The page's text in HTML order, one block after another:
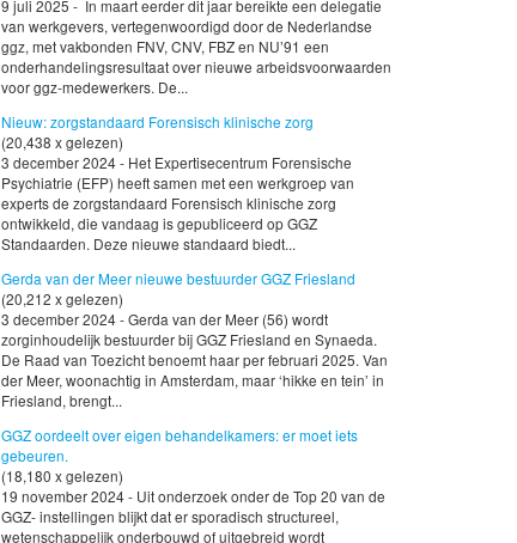
9 juli 2025 - In maart eerder dit jaar bereikte een delegatie
van werkgevers, vertegenwoordigd door de Nederlandse
ggz, met vakbonden FNV, CNV, FBZ en NU’91 een
onderhandelingsresultaat over nieuwe arbeidsvoorwaarden
voor ggz-medewerkers. De...
Nieuw: zorgstandaard Forensisch klinische zorg
(20,438 x gelezen)
3 december 2024 - Het Expertisecentrum Forensische
Psychiatrie (EFP) heeft samen met een werkgroep van
experts de zorgstandaard Forensisch klinische zorg
ontwikkeld, die vandaag is gepubliceerd op GGZ
Standaarden. Deze nieuwe standaard biedt...
Gerda van der Meer nieuwe bestuurder GGZ Friesland
(20,212 x gelezen)
3 december 2024 - Gerda van der Meer (56) wordt
zorginhoudelijk bestuurder bij GGZ Friesland en Synaeda.
De Raad van Toezicht benoemt haar per februari 2025. Van
der Meer, woonachtig in Amsterdam, maar ‘hikke en tein’ in
Friesland, brengt...
GGZ oordeelt over eigen behandelkamers: er moet iets
gebeuren.
(18,180 x gelezen)
19 november 2024 - Uit onderzoek onder de Top 20 van de
GGZ- instellingen blijkt dat er sporadisch structureel,
wetenschappelijk onderbouwd of uitgebreid wordt